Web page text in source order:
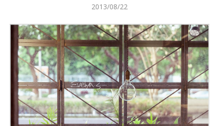
2013/08/22